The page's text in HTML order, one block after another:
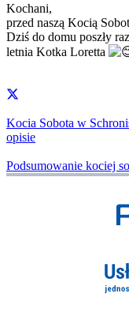
Kochani,
przed naszą Kocią
Dziś do domu poszły
letnia Kotka Loretta
Kocia Sobota w
opisie
Podsumowanie kociej